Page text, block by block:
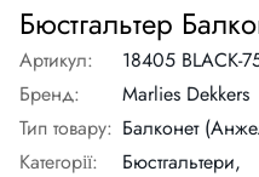
Бюстгальтер
Артикул:
18405 BLACK-
Бренд:
Marlies Dekkers
Тип товару: Балконет
Категорії:
Бюстгальтери,